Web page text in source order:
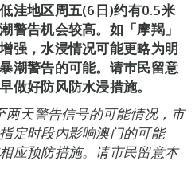
洼地区周五(6日)约有0.5米
警告机会较高。如「摩羯」
强，水浸情况可能更略为明
潮警告的可能。请巿民留意
做好防风防水浸措施。
两天警告信号的可能情况，市
定时段内影响澳门的可能
应预防措施。请市民留意本